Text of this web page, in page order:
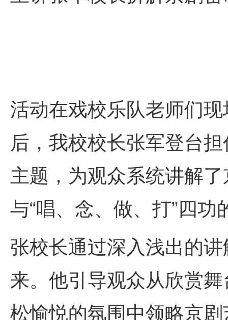
活动在戏校乐队老师们
后，我校校长张军登台
主题，为观众系统讲解
与“唱、念、做、打”四功
张校长通过深入浅出的
来。他引导观众从欣赏
松愉悦的氛围中领略京